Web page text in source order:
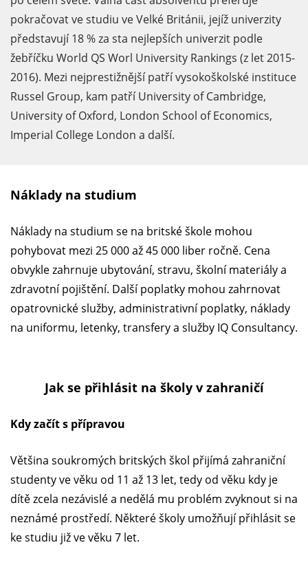
pokračovat ve studiu ve Velké Británii, jejíž univerzity
představují 18 % za sta nejlepších univerzit podle
žebříčku World QS Worl University Rankings (z let 2015-
2016). Mezi nejprestižnější patří vysokoškolské instituce
Russel Group, kam patří University of Cambridge,
University of Oxford, London School of Economics,
Imperial College London a další.
Náklady na studium
Náklady na studium se na britské škole mohou
pohybovat mezi 25 000 až 45 000 liber ročně. Cena
obvykle zahrnuje ubytování, stravu, školní materiály a
zdravotní pojištění. Další poplatky mohou zahrnovat
opatrovnické služby, administrativní poplatky, náklady
na uniformu, letenky, transfery a služby IQ Consultancy.
Jak se přihlásit na školy v zahraničí
Kdy začít s přípravou
Většina soukromých britských škol přijímá zahraniční
studenty ve věku od 11 až 13 let, tedy od věku kdy je
dítě zcela nezávislé a nedělá mu problém zvyknout si na
neznámé prostředí. Některé školy umožňují přihlásit se
ke studiu již ve věku 7 let.